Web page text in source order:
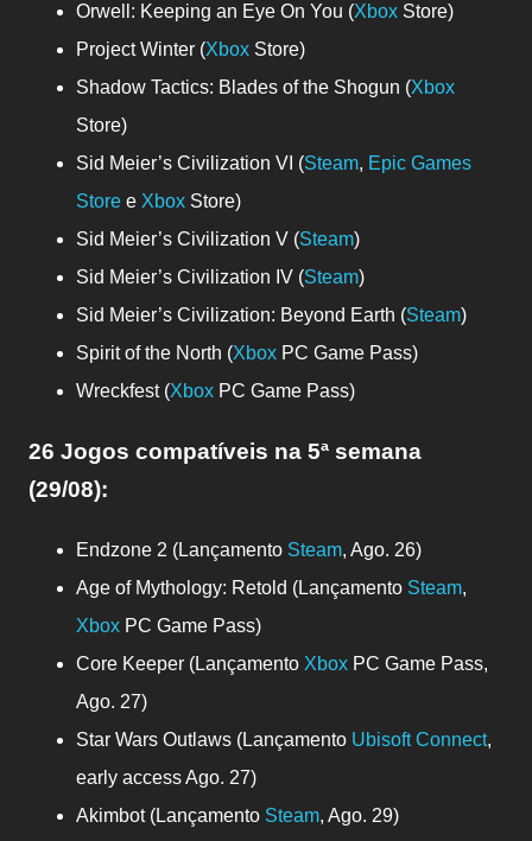
Orwell: Keeping an Eye On You (Xbox Store)
Project Winter (Xbox Store)
Shadow Tactics: Blades of the Shogun (Xbox
Store)
Sid Meier’s Civilization VI (Steam, Epic Games
Store e Xbox Store)
Sid Meier’s Civilization V (Steam)
Sid Meier’s Civilization IV (Steam)
Sid Meier’s Civilization: Beyond Earth (Steam)
Spirit of the North (Xbox PC Game Pass)
Wreckfest (Xbox PC Game Pass)
26 Jogos compatíveis na 5ª semana
(29/08):
Endzone 2 (Lançamento Steam, Ago. 26)
Age of Mythology: Retold (Lançamento Steam,
Xbox PC Game Pass)
Core Keeper (Lançamento Xbox PC Game Pass,
Ago. 27)
Star Wars Outlaws (Lançamento Ubisoft Connect,
early access Ago. 27)
Akimbot (Lançamento Steam, Ago. 29)